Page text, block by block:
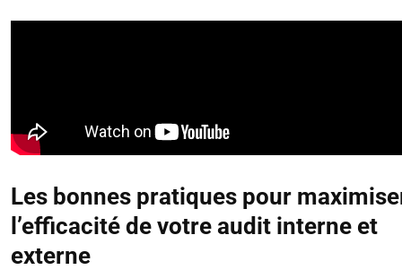
Les bonnes pratiques pour
l’efficacité de votre audit interne et
externe